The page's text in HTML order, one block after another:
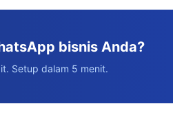
bisnis Anda?
Setup dalam 5 menit.